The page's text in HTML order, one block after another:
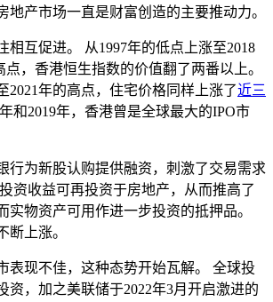
地产市场一直是财富创造的主要推动力。
相互促进。 从1997年的低点上涨至2018
点，香港恒生指数的价值翻了两番以上。
2021年的高点，住宅价格同样上涨了近三
和2019年，香港曾是全球最大的IPO市
行为新股认购提供融资，刺激了交易需求
资收益可再投资于房地产，从而推高了
实物资产可用作进一步投资的抵押品。
断上涨。
表现不佳，这种态势开始瓦解。 全球投
资，加之美联储于2022年3月开启激进的